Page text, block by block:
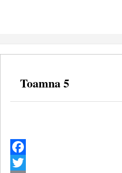
Toamna 5
Facebook